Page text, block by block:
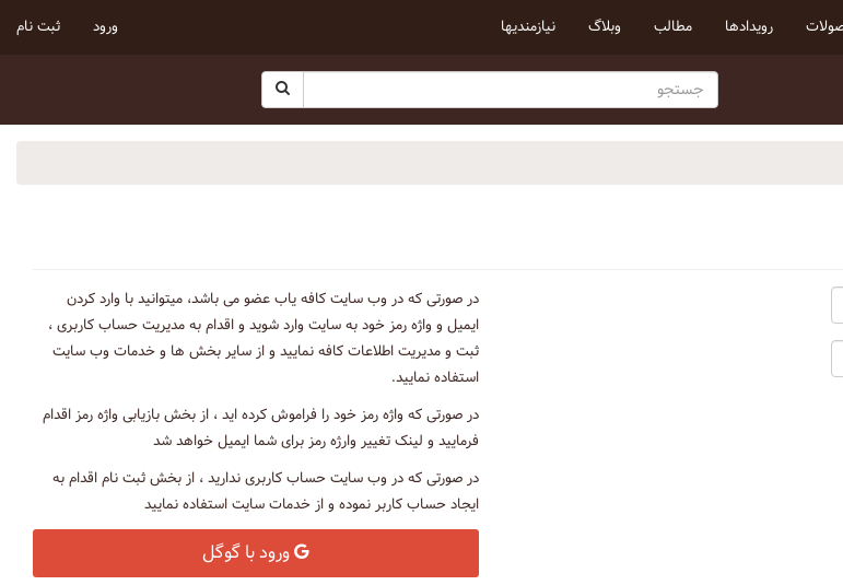
رویداد‌ها مطالب وبلاگ نیازمندیها ورود ثبت نام
در صورتی که در وب سایت کافه یاب عضو می باشد، میتوانید با وارد کردن
ایمیل و واژه رمز خود به سایت وارد شوید و اقدام به مدیریت حساب کاربری ،
ثبت و مدیریت اطلاعات کافه نمایید و از سایر بخش ها و خدمات وب سایت
استفاده نمایید.
در صورتی که واژه رمز خود را فراموش کرده اید ، از بخش بازیابی واژه رمز اقدام
فرمایید و لینک تغییر وارژه رمز برای شما ایمیل خواهد شد
در صورتی که در وب سایت حساب کاربری ندارید ، از بخش ثبت نام اقدام به
ایجاد حساب کاربر نموده و از خدمات سایت استفاده نمایید
ورود با گوگل